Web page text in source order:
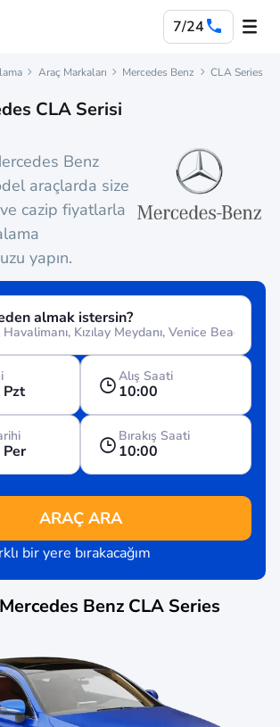
7/24
Araç Markaları Mercedes Benz CLA Series
CLA Serisi
Benz
araçlarda size
cazip fiyatlarla
yapın.
almak istersin?
Alış Saati
10:00
Bırakış Saati
10:00
ARAÇ ARA
bir yere bırakacağım
Mercedes Benz CLA Series